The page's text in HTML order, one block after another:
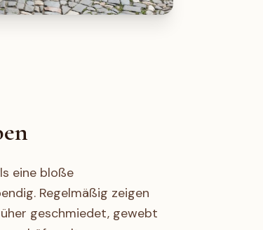
eine bloße
Regelmäßig zeigen
geschmiedet, gewebt